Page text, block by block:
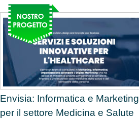
Envisia: Informatica e Marketing
per il settore Medicina e Salute